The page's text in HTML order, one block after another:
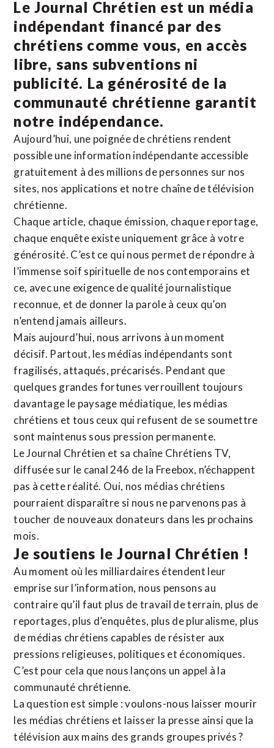
Le Journal Chrétien est un média
indépendant financé par des
chrétiens comme vous, en accès
libre, sans subventions ni
publicité. La générosité de la
communauté chrétienne garantit
notre indépendance.
Aujourd’hui, une poignée de chrétiens rendent
possible une information indépendante accessible
gratuitement à des millions de personnes sur nos
sites, nos applications et notre chaîne de télévision
chrétienne.
Chaque article, chaque émission, chaque reportage,
chaque enquête existe uniquement grâce à votre
générosité. C’est ce qui nous permet de répondre à
l’immense soif spirituelle de nos contemporains et
ce, avec une exigence de qualité journalistique
reconnue, et de donner la parole à ceux qu’on
n’entend jamais ailleurs.
Mais aujourd’hui, nous arrivons à un moment
décisif. Partout, les médias indépendants sont
fragilisés, attaqués, précarisés. Pendant que
quelques grandes fortunes verrouillent toujours
davantage le paysage médiatique, les médias
chrétiens et tous ceux qui refusent de se soumettre
sont maintenus sous pression permanente.
Le Journal Chrétien et sa chaîne Chrétiens TV,
diffusée sur le canal 246 de la Freebox, n’échappent
pas à cette réalité. Oui, nos médias chrétiens
pourraient disparaître si nous ne parvenons pas à
toucher de nouveaux donateurs dans les prochains
mois.
Je soutiens le Journal Chrétien !
Au moment où les milliardaires étendent leur
emprise sur l’information, nous pensons au
contraire qu’il faut plus de travail de terrain, plus de
reportages, plus d’enquêtes, plus de pluralisme, plus
de médias chrétiens capables de résister aux
pressions religieuses, politiques et économiques.
C’est pour cela que nous lançons un appel à la
communauté chrétienne.
La question est simple : voulons-nous laisser mourir
les médias chrétiens et laisser la presse ainsi que la
télévision aux mains des grands groupes privés ?